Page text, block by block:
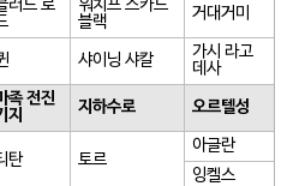
러드 로
워치프 스카드
블랙
거대거미
샤이닝 샤칼
가시 라고
데사
족 전진
지
지하수로 오르텔성
탄 토르
아글란
잉켈스